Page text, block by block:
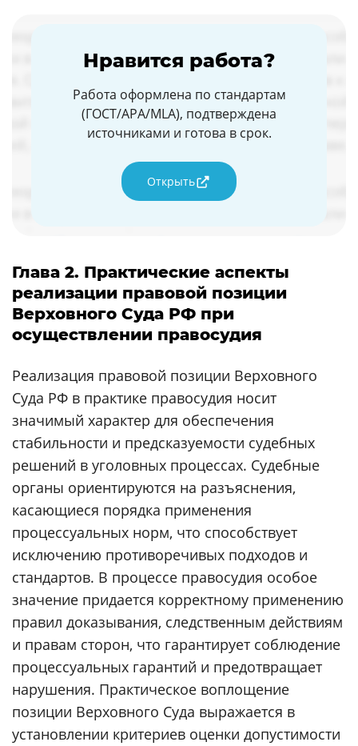
Нравится работа?
Работа оформлена по стандартам
(ГОСТ/APA/MLA), подтверждена
источниками и готова в срок.
Открыть
Глава 2. Практические аспекты
реализации правовой позиции
Верховного Суда РФ при
осуществлении правосудия
Реализация правовой позиции Верховного
Суда РФ в практике правосудия носит
значимый характер для обеспечения
стабильности и предсказуемости судебных
решений в уголовных процессах. Судебные
органы ориентируются на разъяснения,
касающиеся порядка применения
процессуальных норм, что способствует
исключению противоречивых подходов и
стандартов. В процессе правосудия особое
значение придается корректному применению
правил доказывания, следственным действиям
и правам сторон, что гарантирует соблюдение
процессуальных гарантий и предотвращает
нарушения. Практическое воплощение
позиции Верховного Суда выражается в
установлении критериев оценки допустимости